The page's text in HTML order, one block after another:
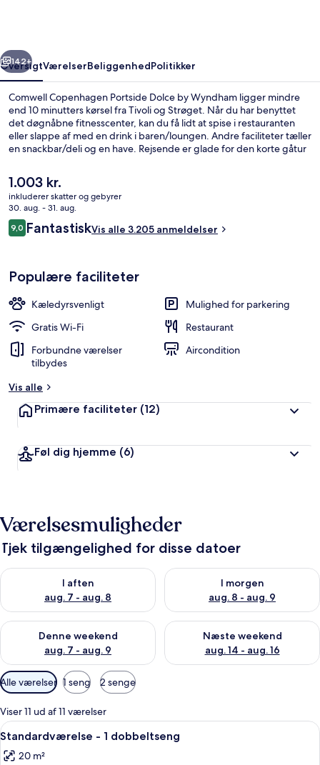
Næste
142+
OversigtVærelserBeliggenhedPolitikker
Comwell Copenhagen Portside Dolce by Wyndham ligger mindre
end 10 minutters kørsel fra Tivoli og Strøget. Når du har benyttet
det døgnåbne fitnesscenter, kan du få lidt at spise i restauranten
eller slappe af med en drink i baren/loungen. Andre faciliteter tæller
en snackbar/deli og en have. Rejsende er glade for den korte gåtur
Nordhavn Station 13 minutter væk.
Den
nuværende
pris
er
1.003 kr.
1.003 kr.
inkluderer skatter og gebyrer
30. aug. - 31. aug.
Anmeldelser
9,09,0 ud af 10.
FantastiskVis alle 3.205 anmeldelser
Populære faciliteter
Kæledyrsvenligt
Mulighed for parkering
Gratis Wi-Fi
Restaurant
Forbundne værelser
tilbydes
Aircondition
Vis alle
Primære faciliteter (12)
Føl dig hjemme (6)
Værelsesmuligheder
Tjek tilgængelighed for disse datoer
I aften
aug. 7 - aug. 8
Tjek tilgængelighed for i aften aug. 7 - aug. 8
I morgen
aug. 8 - aug. 9
Tjek tilgængelighed for i
Denne weekend
aug. 7 - aug. 9
Tjek tilgængelighed for denne weekend aug. 7 - aug. 9
Næste weekend
aug. 14 - aug. 16
Tjek tilgængelighed for næste
Tilgængelige
filtre
for
værelser
Alle værelser 1 seng 2 senge
Viser 11 ud af 11 værelser
Indlæs
alle
billeder
Et hotelværelse med en stor seng,
10
Standardværelse - 1 dobbeltseng
20 m²